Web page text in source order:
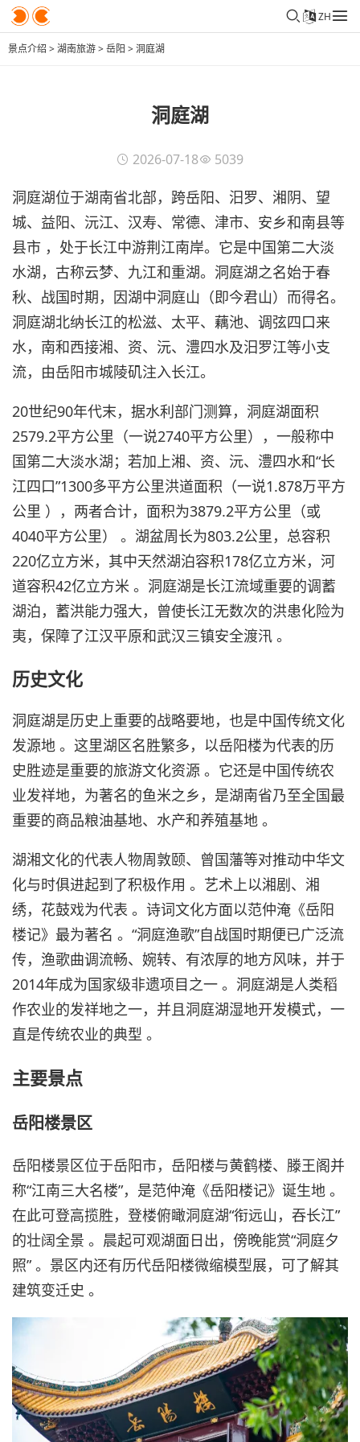
ZH
景点介绍 >湖南旅游>岳阳 >洞庭湖
洞庭湖
2026-07-18 5039
洞庭湖位于湖南省北部，跨岳阳、汨罗、湘阴、望
城、益阳、沅江、汉寿、常德、津市、安乡和南县等
县市 ，处于长江中游荆江南岸。它是中国第二大淡
水湖，古称云梦、九江和重湖。洞庭湖之名始于春
秋、战国时期，因湖中洞庭山（即今君山）而得名。
洞庭湖北纳长江的松滋、太平、藕池、调弦四口来
水，南和西接湘、资、沅、澧四水及汨罗江等小支
流，由岳阳市城陵矶注入长江。
20世纪90年代末，据水利部门测算，洞庭湖面积
2579.2平方公里（一说2740平方公里），一般称中
国第二大淡水湖；若加上湘、资、沅、澧四水和“长
江四口”1300多平方公里洪道面积（一说1.878万平方
公里 ），两者合计，面积为3879.2平方公里（或
4040平方公里） 。湖盆周长为803.2公里，总容积
220亿立方米，其中天然湖泊容积178亿立方米，河
道容积42亿立方米 。洞庭湖是长江流域重要的调蓄
湖泊，蓄洪能力强大，曾使长江无数次的洪患化险为
夷，保障了江汉平原和武汉三镇安全渡汛 。
历史文化
洞庭湖是历史上重要的战略要地，也是中国传统文化
发源地 。这里湖区名胜繁多，以岳阳楼为代表的历
史胜迹是重要的旅游文化资源 。它还是中国传统农
业发祥地，为著名的鱼米之乡，是湖南省乃至全国最
重要的商品粮油基地、水产和养殖基地 。
湖湘文化的代表人物周敦颐、曾国藩等对推动中华文
化与时俱进起到了积极作用 。艺术上以湘剧、湘
绣，花鼓戏为代表 。诗词文化方面以范仲淹《岳阳
楼记》最为著名 。“洞庭渔歌”自战国时期便已广泛流
传，渔歌曲调流畅、婉转、有浓厚的地方风味，并于
2014年成为国家级非遗项目之一 。洞庭湖是人类稻
作农业的发祥地之一，并且洞庭湖湿地开发模式，一
直是传统农业的典型 。
主要景点
岳阳楼景区
岳阳楼景区位于岳阳市，岳阳楼与黄鹤楼、滕王阁并
称“江南三大名楼”，是范仲淹《岳阳楼记》诞生地 。
在此可登高揽胜，登楼俯瞰洞庭湖“衔远山，吞长江”
的壮阔全景 。晨起可观湖面日出，傍晚能赏“洞庭夕
照” 。景区内还有历代岳阳楼微缩模型展，可了解其
建筑变迁史 。